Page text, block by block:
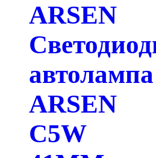
ARSEN
автолампа
ARSEN
C5W